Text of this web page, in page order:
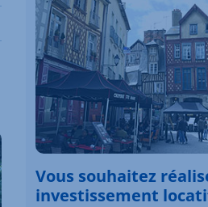
Vous souhaitez
investissement